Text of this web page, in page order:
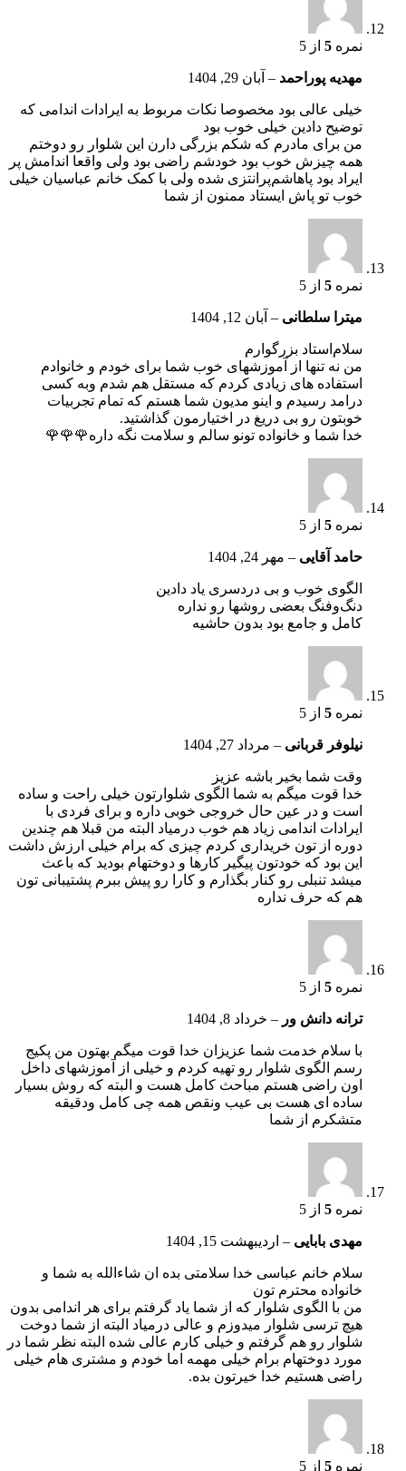
نمره 5 از 5
مهدیه پوراحمد – آبان 29, 1404
خیلی عالی بود مخصوصا نکات مربوط به ایرادات اندامی که
توضیح دادین خیلی خوب بود
من برای مادرم که شکم بزرگی دارن این شلوار رو‌ دوختم
همه چیزش خوب بود خودشم راضی بود ولی واقعا اندامش پر
ایراد بود پاهاشم‌پرانتزی شده ولی با کمک خانم عباسیان خیلی
خوب تو پاش ایستاد ممنون از شما
نمره 5 از 5
میترا سلطانی – آبان 12, 1404
سلام‌استاد بزرگوارم
من نه تنها از آموزشهای خوب شما برای خودم و خانوادم
استفاده های زیادی کردم که مستقل هم شدم و‌به کسی
درامد رسیدم و اینو مدیون شما هستم که تمام تجربیات
خوبتون رو بی دریغ در اختیارمون گذاشتید.
خدا شما و خانواده تونو سالم و سلامت نگه داره🌹🌹🌹
نمره 5 از 5
حامد آقایی – مهر 24, 1404
الگوی خوب‌ و‌ بی دردسری یاد دادین
دنگ‌و‌فنگ بعضی روشها رو‌ نداره
کامل و جامع بود بدون حاشیه
نمره 5 از 5
نیلوفر قربانی – مرداد 27, 1404
وقت شما بخیر باشه عزیز
خدا قوت میگم به شما الگوی شلوارتون خیلی راحت و ساده
است و در عین حال خروجی خوبی داره و برای فردی با
ایرادات اندامی زیاد هم خوب درمیاد البته من قبلا هم چندین
دوره از تون خریداری کردم چیزی که برام خیلی ارزش داشت
این بود که خودتون پیگیر کارها و دوختهام بودید که باعث
میشد تنبلی رو کنار بگذارم و کارا رو پیش ببرم پشتیبانی تون
هم که حرف نداره
نمره 5 از 5
ترانه دانش ور – خرداد 8, 1404
با سلام خدمت شما عزیزان خدا قوت میگم بهتون من پکیج
رسم الگوی شلوار رو تهیه کردم و خیلی از آموزشهای داخل
اون راضی هستم مباحث کامل هست و البته که روش‌ بسیار
ساده ای هست بی عیب و‌نقص همه چی کامل و‌دقیقه
متشکرم از شما
نمره 5 از 5
مهدی بابایی – اردیبهشت 15, 1404
سلام خانم عباسی خدا سلامتی بده ان شاءالله به شما و
خانواده محترم تون
من با الگوی شلوار که از شما یاد گرفتم برای هر اندامی بدون
هیچ ترسی شلوار میدوزم و عالی درمیاد البته از شما دوخت
شلوار رو هم گرفتم و خیلی کارم عالی شده البته نظر شما در
مورد دوختهام برام خیلی مهمه اما خودم و مشتری هام خیلی
راضی هستیم خدا خیرتون بده.
نمره 5 از 5